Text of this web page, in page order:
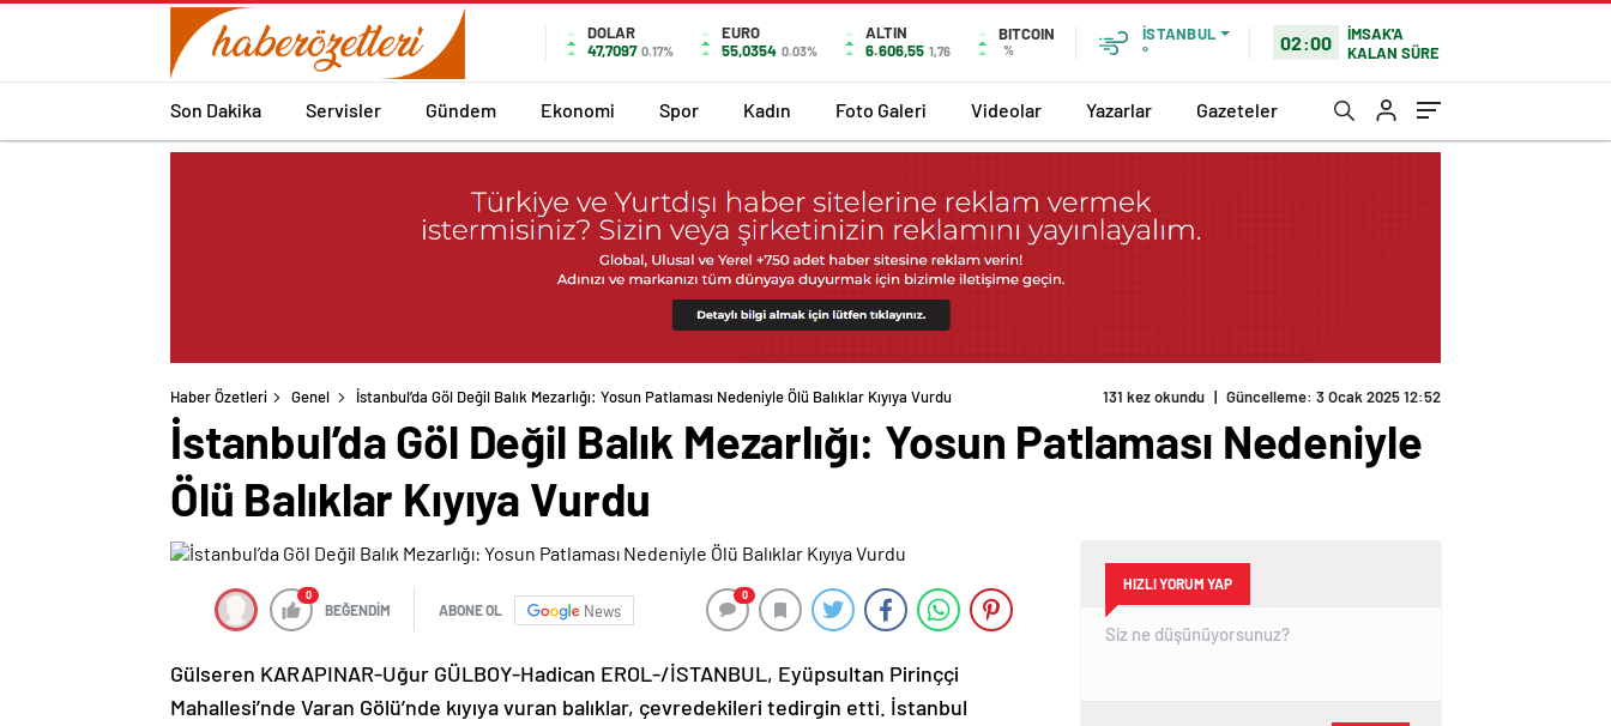
DOLAR
47,7097 0.17%
EURO
55,0354 0.03%
ALTIN
6.606,55 1,76
BITCOIN
%
İSTANBUL
°
02:00
İMSAK'A
KALAN SÜRE
Son Dakika Servisler Gündem Ekonomi Spor Kadın Foto Galeri Videolar Yazarlar Gazeteler
Haber Özetleri Genel İstanbul’da Göl Değil Balık Mezarlığı: Yosun Patlaması Nedeniyle Ölü Balıklar Kıyıya Vurdu 131 kez okundu | Güncelleme: 3 Ocak 2025 12:52
İstanbul’da Göl Değil Balık Mezarlığı: Yosun Patlaması Nedeniyle
Ölü Balıklar Kıyıya Vurdu
0
BEĞENDİM ABONE OL News
0
Gülseren KARAPINAR-Uğur GÜLBOY-Hadican EROL-/İSTANBUL, Eyüpsultan Pirinççi
Mahallesi’nde Varan Gölü’nde kıyıya vuran balıklar, çevredekileri tedirgin etti. İstanbul
HIZLI YORUM YAP